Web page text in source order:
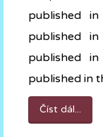
published
published
published
published in
Číst dál...